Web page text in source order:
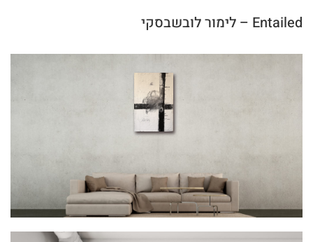
Entailed – לימור לובשבסקי